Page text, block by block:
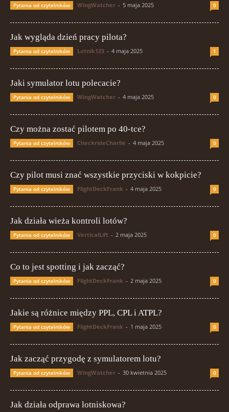
Pytania od czytelników WingWatcher - 5 maja 2025 0
Jak wygląda dzień pracy pilota?
Pytania od czytelników Lotnik123 - 4 maja 2025 1
Jaki symulator lotu polecacie?
Pytania od czytelników WingWatcher - 4 maja 2025 0
Czy można zostać pilotem po 40-tce?
Pytania od czytelników CheckrideCharlie - 4 maja 2025 0
Czy pilot musi znać wszystkie przyciski w kokpicie?
Pytania od czytelników FlightDeckFrank - 4 maja 2025 0
Jak działa wieża kontroli lotów?
Pytania od czytelników VerticalLift - 2 maja 2025 0
Co to jest spotting i jak zacząć?
Pytania od czytelników FlightDeckFrank - 2 maja 2025 0
Jakie są różnice między PPL, CPL i ATPL?
Pytania od czytelników FlightDeckFrank - 1 maja 2025 0
Jak zacząć przygodę z symulatorem lotu?
Pytania od czytelników WingWatcher - 30 kwietnia 2025 0
Jak działa odprawa lotniskowa?